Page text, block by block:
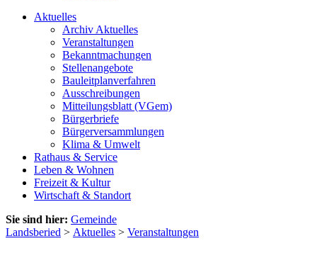
Aktuelles
Archiv Aktuelles
Veranstaltungen
Bekanntmachungen
Stellenangebote
Bauleitplanverfahren
Ausschreibungen
Mitteilungsblatt (VGem)
Bürgerbriefe
Bürgerversammlungen
Klima & Umwelt
Rathaus & Service
Leben & Wohnen
Freizeit & Kultur
Wirtschaft & Standort
Sie sind hier: Gemeinde
Landsberied > Aktuelles > Veranstaltungen